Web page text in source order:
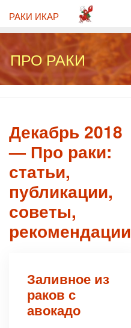
РАКИ ИКАР
ПРО РАКИ
Декабрь 2018
— Про раки:
статьи,
публикации,
советы,
рекомендации
Заливное из
раков с
авокадо